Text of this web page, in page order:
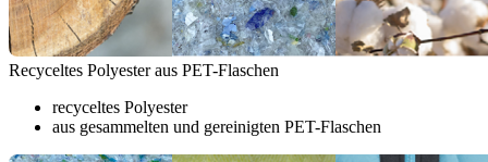
Recyceltes Polyester aus PET-Flaschen
recyceltes Polyester
aus gesammelten und gereinigten PET-Flaschen